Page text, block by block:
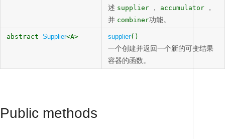
述 supplier ， accumulator ，
并 combiner功能。
abstract Supplier<A> supplier()
一个创建并返回一个新的可变结果
容器的函数。
Public methods